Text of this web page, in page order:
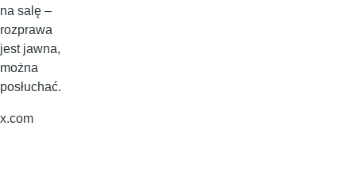
na salę –
rozprawa
jest jawna,
można
posłuchać.
x.com